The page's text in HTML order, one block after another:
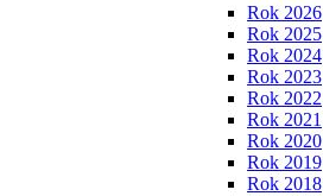
Rok 2026
Rok 2025
Rok 2024
Rok 2023
Rok 2022
Rok 2021
Rok 2020
Rok 2019
Rok 2018